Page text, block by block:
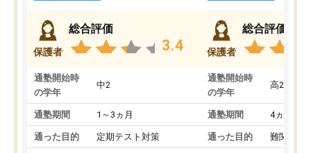
保護者
総合評価
3.4
通塾開始時
の学年
中2
通塾期間 1～3ヵ月
通った目的 定期テスト対策
保護者
総合評価
通塾開始時
の学年
高2
通塾期間 4ヵ月～1
通った目的 難関私立